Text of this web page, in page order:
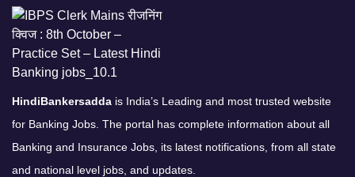
HindiBankersadda is India’s Leading and most trusted website
for Banking Jobs. The portal has complete information about all
Banking and Insurance Jobs, its latest notifications, from all state
and national level jobs, and updates.